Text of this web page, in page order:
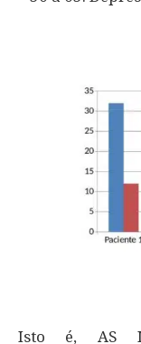
Isto é, AS